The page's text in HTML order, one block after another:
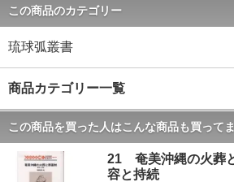
この商品のカテゴリー
琉球弧叢書
商品カテゴリー一覧
この商品を買った人はこんな商品も買って
21 奄美沖縄の火葬
容と持続